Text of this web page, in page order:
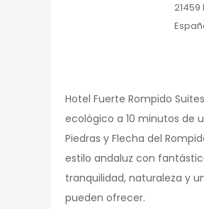
21459
Hotel Fuerte Rompido
ecológico a 10 minutos de
Piedras y Flecha del
estilo andaluz con
tranquilidad, naturaleza y
pueden ofrecer.